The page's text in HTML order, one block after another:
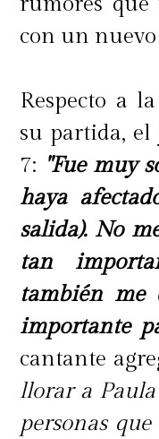
con un
Respecto a
su partida, el
7: "Fue muy
haya
salida). No
tan
también me
importante
cantante
llorar a Paula
personas